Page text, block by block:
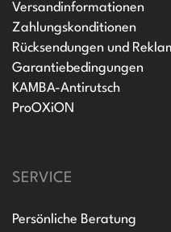
Versandinformationen
Zahlungskonditionen
Rücksendungen und
Garantiebedingungen
KAMBA-Antirutsch
ProOXiON
SERVICE
Persönliche Beratung